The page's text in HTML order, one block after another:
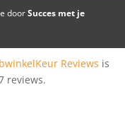
doorSucces met je
Reviews is
reviews.